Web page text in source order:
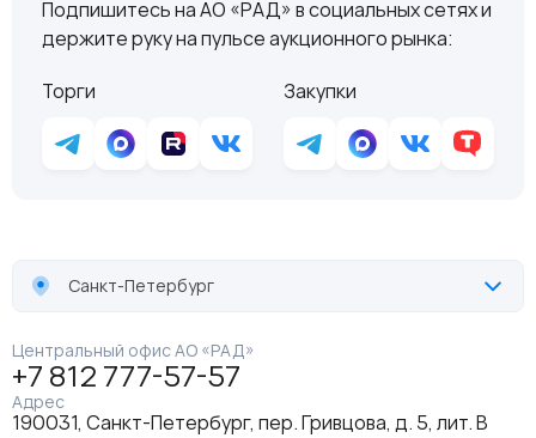
Подпишитесь на АО «РАД» в социальных сетях и
держите руку на пульсе аукционного рынка:
Торги
Закупки
Санкт-Петербург
Центральный офис АО «РАД»
+7 812 777-57-57
Адрес
190031, Санкт-Петербург, пер. Гривцова, д. 5, лит. В